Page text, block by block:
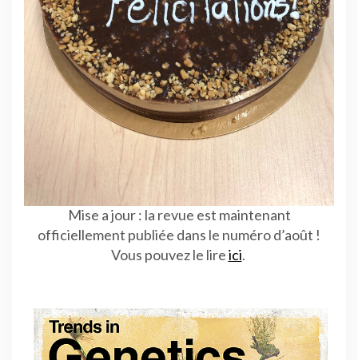
Mise a jour : la revue est maintenant
officiellement publiée dans le numéro d’août !
Vous pouvez le lireici.